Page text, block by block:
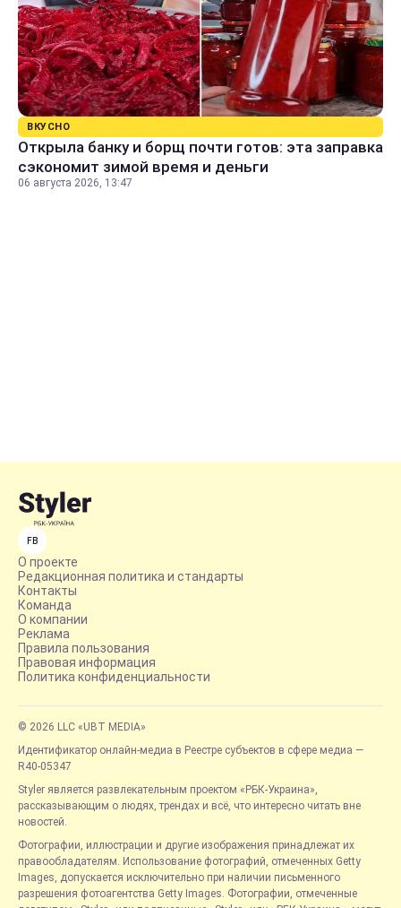
ВКУСНО
Открыла банку и борщ почти готов: эта заправка
сэкономит зимой время и деньги
06 августа 2026, 13:47
FB
О проекте
Редакционная политика и стандарты
Контакты
Команда
О компании
Реклама
Правила пользования
Правовая информация
Политика конфиденциальности
© 2026 LLC «UBT MEDIA»
Идентификатор онлайн-медиа в Реестре субъектов в сфере медиа —
R40-05347
Styler является развлекательным проектом «РБК-Украина»,
рассказывающим о людях, трендах и всё, что интересно читать вне
новостей.
Фотографии, иллюстрации и другие изображения принадлежат их
правообладателям. Использование фотографий, отмеченных Getty
Images, допускается исключительно при наличии письменного
разрешения фотоагентства Getty Images. Фотографии, отмеченные